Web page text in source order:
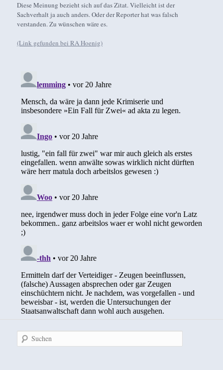
Diese Meinung bezieht sich auf das Zitat. Vielleicht ist der
Sachverhalt ja auch anders. Oder der Reporter hat was falsch
verstanden. Zu wünschen wäre es.
(Link gefunden bei RA Hoenig)
Suchen